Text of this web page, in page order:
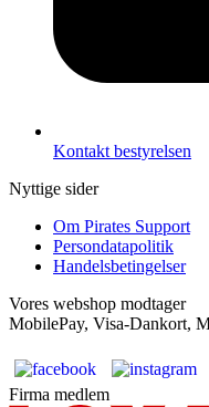
Kontakt bestyrelsen
Nyttige sider
Om Pirates Support
Persondatapolitik
Handelsbetingelser
Vores webshop modtager
MobilePay, Visa-Dankort,
Firma medlem